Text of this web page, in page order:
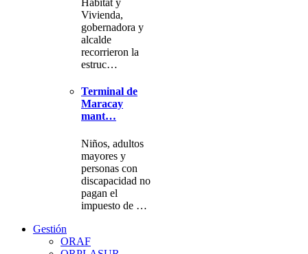
Hábitat y
Vivienda,
gobernadora y
alcalde
recorrieron la
estruc…
Terminal de
Maracay
mant…
Niños, adultos
mayores y
personas con
discapacidad no
pagan el
impuesto de …
Gestión
ORAF